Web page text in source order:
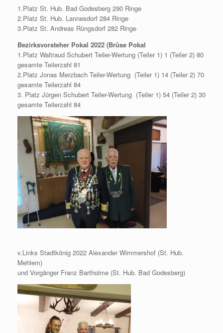
1.Platz St. Hub. Bad Godesberg 290 Ringe
2.Platz St. Hub. Lannesdorf 284 Ringe
3.Platz St. Andreas Rüngsdorf 282 Ringe
Bezirksvorsteher Pokal 2022 (Brüse Pokal
1.Platz Waltraud Schubert Teiler-Wertung (Teiler 1) 1 (Teiler 2) 80
gesamte Teilerzahl 81
2.Platz Jonas Merzbach Teiler-Wertung (Teiler 1) 14 (Teiler 2) 70
gesamte Teilerzahl 84
3. Platz Jürgen Schubert Teiler-Wertung (Teiler 1) 54 (Teiler 2) 30
gesamte Teilerzahl 84
v.Links Stadtkönig 2022 Alexander Wimmershof (St. Hub.
Mehlem)
und Vorgänger Franz Bartholme (St. Hub. Bad Godesberg)